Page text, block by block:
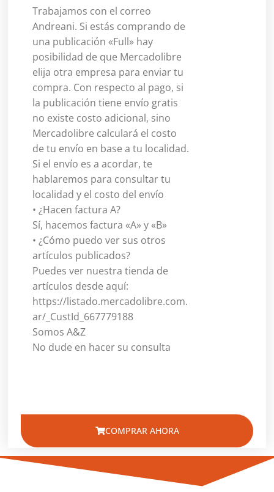
Trabajamos con el correo
Andreani. Si estás comprando de
una publicación «Full» hay
posibilidad de que Mercadolibre
elija otra empresa para enviar tu
compra. Con respecto al pago, si
la publicación tiene envío gratis
no existe costo adicional, sino
Mercadolibre calculará el costo
de tu envío en base a tu localidad.
Si el envío es a acordar, te
hablaremos para consultar tu
localidad y el costo del envío
• ¿Hacen factura A?
Sí, hacemos factura «A» y «B»
• ¿Cómo puedo ver sus otros
artículos publicados?
Puedes ver nuestra tienda de
artículos desde aquí:
https://listado.mercadolibre.com.
ar/_CustId_667779188
Somos A&Z
No dude en hacer su consulta
COMPRAR AHORA